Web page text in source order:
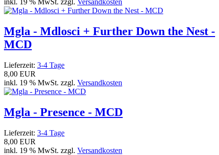
inkl. 19 % MwSt. zzgl. Versandkosten
Mgla - Mdlosci + Further Down the Nest -
MCD
Lieferzeit: 3-4 Tage
8,00 EUR
inkl. 19 % MwSt. zzgl. Versandkosten
Mgla - Presence - MCD
Lieferzeit: 3-4 Tage
8,00 EUR
inkl. 19 % MwSt. zzgl. Versandkosten